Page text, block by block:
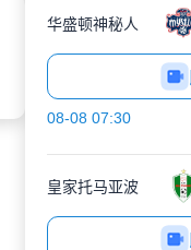
华盛顿神秘人
08-08 07:30
皇家托马亚波